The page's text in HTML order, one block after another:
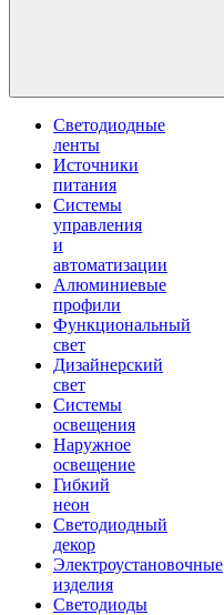
Светодиодные
ленты
Источники
питания
Системы
управления
и
автоматизации
Алюминиевые
профили
Функциональный
свет
Дизайнерский
свет
Системы
освещения
Наружное
освещение
Гибкий
неон
Светодиодный
декор
Электроустановочные
изделия
Светодиоды